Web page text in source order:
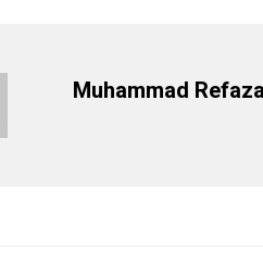
Muhammad